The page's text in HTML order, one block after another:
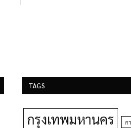
TAGS
กรุงเทพมหานคร ก